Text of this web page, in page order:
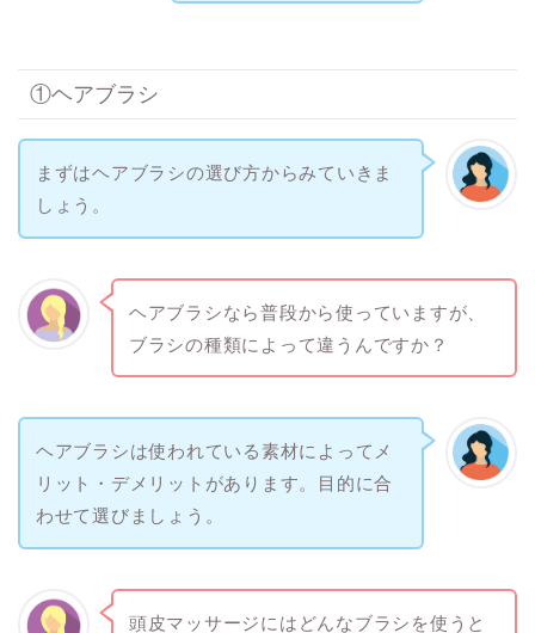
①ヘアブラシ
まずはヘアブラシの選び方からみていきま
しょう。
ヘアブラシなら普段から使っていますが、
ブラシの種類によって違うんですか？
ヘアブラシは使われている素材によってメ
リット・デメリットがあります。目的に合
わせて選びましょう。
頭皮マッサージにはどんなブラシを使うと